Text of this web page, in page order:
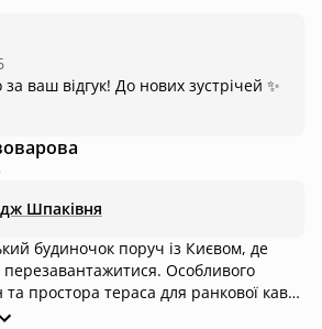
ваш відгук! До нових зустрічей ✨
Шпаківня
будиночок поруч із Києвом, де
Особливого
простора тераса для ранкової кави.
чисте повітря, тиша,